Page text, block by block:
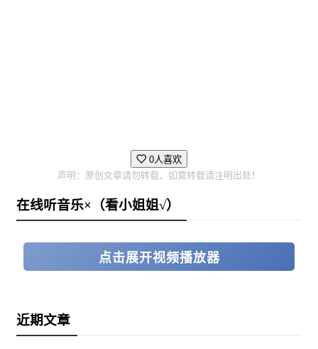
0人喜欢
声明：原创文章请勿转载，如需转载请注明出处！
在线听音乐×（看小姐姐√）
点击展开视频播放器
近期文章